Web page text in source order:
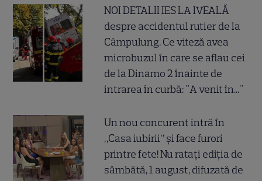
NOI DETALII IES LA IVEALĂ
despre accidentul rutier de la
Câmpulung. Ce viteză avea
microbuzul în care se aflau cei
de la Dinamo 2 înainte de
intrarea în curbă: "A venit în..."
Un nou concurent intră în
„Casa iubirii” și face furori
printre fete! Nu ratați ediția de
sâmbătă, 1 august, difuzată de